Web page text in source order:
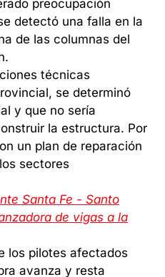
preocupación
detectó una falla en la
de las columnas del
técnicas
se determinó
y que no sería
la estructura. Por
un plan de reparación
sectores
Santa Fe - Santo
de vigas a la